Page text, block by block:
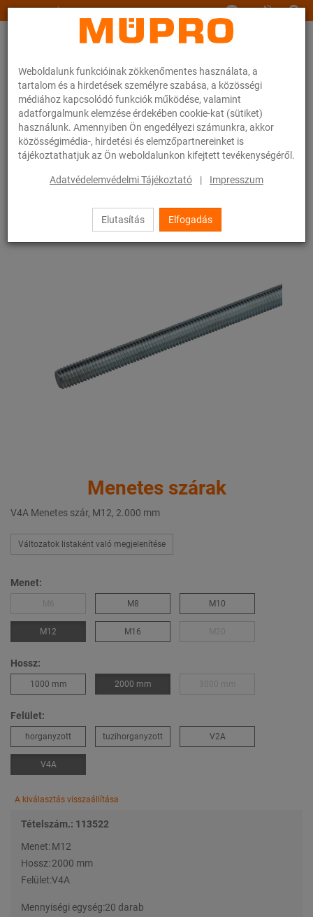
Weboldalunk funkcióinak zökkenőmentes használata, a
tartalom és a hirdetések személyre szabása, a közösségi
médiához kapcsolódó funkciók működése, valamint
adatforgalmunk elemzése érdekében cookie-kat (sütiket)
használunk. Amennyiben Ön engedélyezi számunkra, akkor
közösségimédia-, hirdetési és elemzőpartnereinket is
tájékoztathatjuk az Ön weboldalunkon kifejtett tevékenységéről.
Adatvédelemvédelmi Tájékoztató | Impresszum
Elutasítás Elfogadás
www.muepro.hu
Webáruhàz Rögzítéstechnika Szerelési anyagok Menetes szárak
21 / 83
Menetes szárak
V4A Menetes szár, M12, 2.000 mm
Változatok listaként való megjelenítése
Menet:
M8 M10
M12 M16
Hossz:
1000 mm 2000 mm
Felület:
horganyzott tuzihorganyzott V2A
V4A
A kiválasztás visszaállítása
Tételszám.: 113522
Menet: M12
Hossz: 2000 mm
Felület:V4A
Mennyiségi egység:20 darab